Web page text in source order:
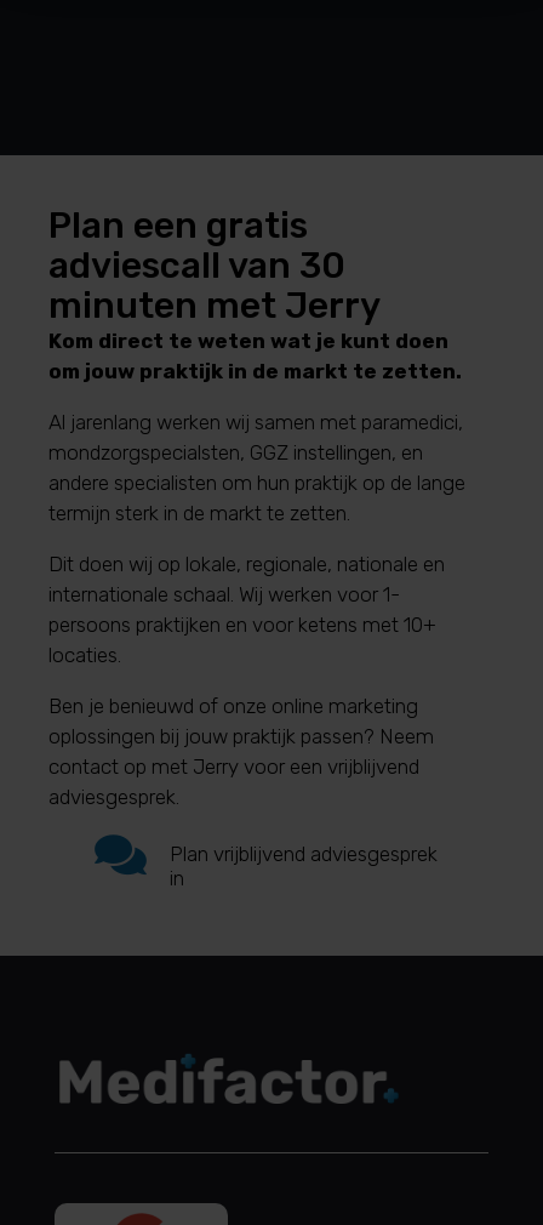
Plan een gratis
adviescall van 30
minuten met Jerry
Kom direct te weten wat je kunt doen
om jouw praktijk in de markt te zetten.
Al jarenlang werken wij samen met paramedici,
mondzorgspecialsten, GGZ instellingen, en
andere specialisten om hun praktijk op de lange
termijn sterk in de markt te zetten.
Dit doen wij op lokale, regionale, nationale en
internationale schaal. Wij werken voor 1-
persoons praktijken en voor ketens met 10+
locaties.
Ben je benieuwd of onze online marketing
oplossingen bij jouw praktijk passen? Neem
contact op met Jerry voor een vrijblijvend
adviesgesprek.

Plan vrijblijvend adviesgesprek
in